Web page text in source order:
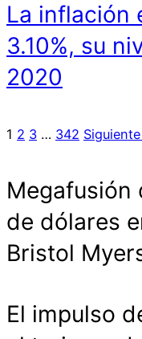
La inflación
3.10%, su
2020
1 2 3 … 342
Megafusión
de dólares
Bristol
El impulso